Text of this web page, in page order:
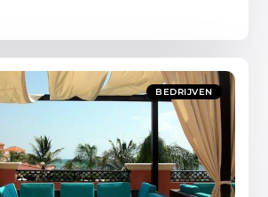
BEDRIJVEN